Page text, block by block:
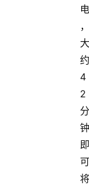
电
，
大
约
4
2
分
钟
即
可
将